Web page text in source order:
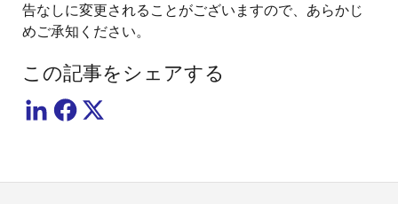
告なしに変更されることがございますので、あらかじ
めご承知ください。
この記事をシェアする